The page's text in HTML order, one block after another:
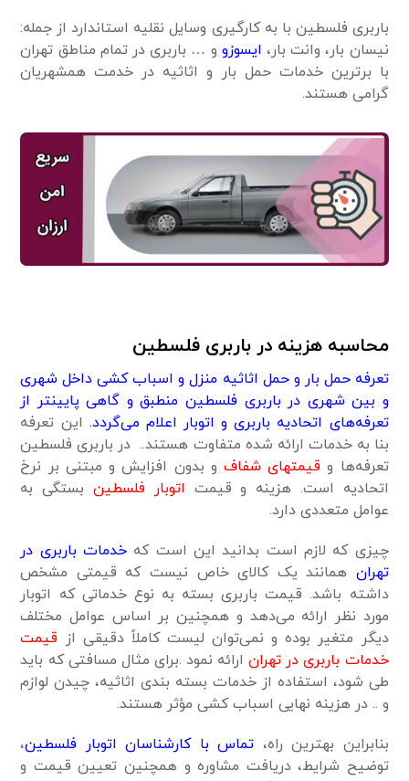
باربری فلسطین با به کارگیری وسایل نقلیه استاندارد از جمله:
نیسان بار، وانت بار، ایسوزو و … باربری در تمام مناطق تهران
با برترین خدمات حمل بار و اثاثیه در خدمت همشهریان
گرامی هستند.
محاسبه هزینه در باربری فلسطین
تعرفه حمل بار و حمل اثاثیه منزل و اسباب کشی داخل شهری
و بین شهری در باربری فلسطین منطبق و گاهی پایینتر از
تعرفه‌های اتحادیه باربری و اتوبار اعلام می‌گردد. این تعرفه
بنا به خدمات ارائه شده متفاوت هستند.. در باربری فلسطین
تعرفه‌ها و قیمتهای شفاف و بدون افزایش و مبتنی بر نرخ
اتحادیه است. هزینه و قیمت اتوبار فلسطین بستگی به
عوامل متعددی دارد.
چیزی که لازم است بدانید این است که خدمات باربری در
تهران همانند یک کالای خاص نیست که قیمتی مشخص
داشته باشد. قیمت باربری بسته به نوع خدماتی که اتوبار
مورد نظر ارائه می‌دهد و همچنین بر اساس عوامل مختلف
دیگر متغیر بوده و نمی‌توان لیست کاملاً دقیقی از قیمت
خدمات باربری در تهرانارائه نمود .برای مثال مسافتی که باید
طی شود، استفاده از خدمات بسته بندی اثاثیه، چیدن لوازم
و .. در هزینه نهایی اسباب کشی مؤثر هستند.
بنابراین بهترین راه، تماس با کارشناسان اتوبار فلسطین،
توضیح شرایط، دریافت مشاوره و همچنین تعیین قیمت و